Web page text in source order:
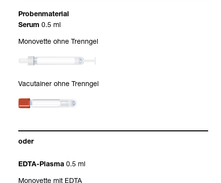
Pro­ben­ma­te­rial
Serum 0.5 ml
Mono­vette ohne Trenn­gel
Vacu­tai­ner ohne Trenn­gel
oder
EDTA-​Plasma 0.5 ml
Mono­vette mit EDTA